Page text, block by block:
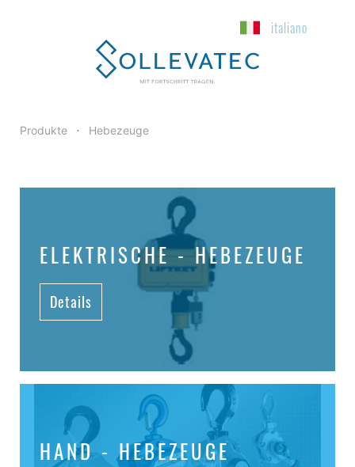
italiano
Produkte • Hebezeuge
ELEKTRISCHE - HEBEZEUGE
Details
HAND - HEBEZEUGE